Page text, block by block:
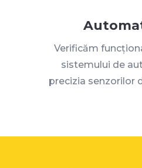
Verificăm
sistemului de
precizia senzorilor